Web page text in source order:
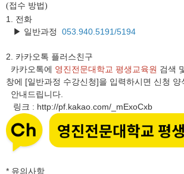
(접수 방법)
1. 전화
▶ 일반과정
053.940.5191/5194
2. 카카오톡 플러스친구
카카오톡에 영진전문대학교 평생교육원 검색
창에 [일반과정 수강신청]을 입력하시면 신청 양
안내드립니다.
링크 : http://pf.kakao.com/_mExoCxb
* 유의사항